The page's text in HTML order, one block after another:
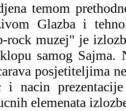
temom
Glazba i
rock muzej" je
samog Sajma.
posjetiteljima
i nacin
elemenata